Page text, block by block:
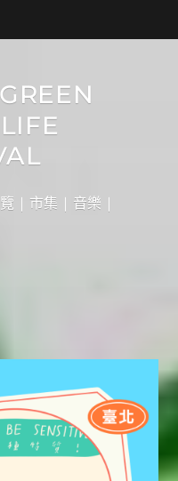
| 市集 | 音樂 |